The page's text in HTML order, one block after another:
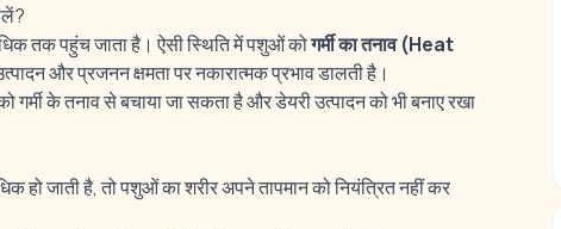
तक पहुंच जाता है। ऐसी स्थिति में पशुओं कोगर्मी का तनाव (Heat
और प्रजनन क्षमता पर नकारात्मक प्रभाव डालती है।
के तनाव से बचाया जा सकता है और डेयरी उत्पादन को भी बनाए रखा
हो जाती है, तो पशुओं का शरीर अपने तापमान को नियंत्रित नहीं कर